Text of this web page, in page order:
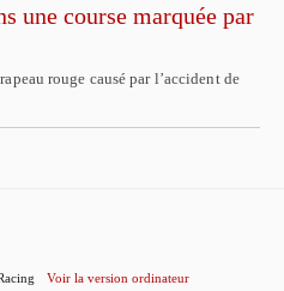
une course marquée par
rouge causé par l’accident de
Voir la version ordinateur